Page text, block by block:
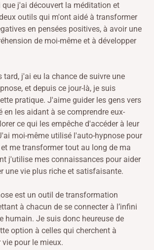
que j'ai découvert la méditation et
outils qui m'ont aidé à transformer
en pensées positives, à avoir une
de moi-même et à développer
tard, j'ai eu la chance de suivre une
et depuis ce jour-là, je suis
pratique. J'aime guider les gens vers
en les aidant à se comprendre eux-
ce qui les empêche d'accéder à leur
moi-même utilisé l'auto-hypnose pour
me transformer tout au long de ma
j'utilise mes connaissances pour aider
une vie plus riche et satisfaisante.
est un outil de transformation
à chacun de se connecter à l’infini
humain. Je suis donc heureuse de
option à celles qui cherchent à
pour le mieux.